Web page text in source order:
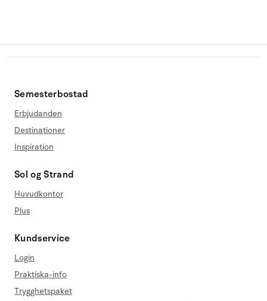
Semesterbostad
Erbjudanden
Destinationer
Inspiration
Sol og Strand
Huvudkontor
Plus
Kundservice
Login
Praktiska-info
Trygghetspaket